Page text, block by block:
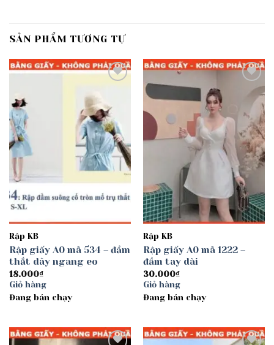
SẢN PHẨM TƯƠNG TỰ
wishlist
Rập KB
Rập giấy A0 mã 534 – đầm
thắt dây ngang eo
18.000₫
Giỏ hàng
Đang bán chạy
Add to
wishlist
Rập KB
Rập giấy A0 mã 1222 –
đầm tay dài
30.000₫
Giỏ hàng
Đang bán chạy